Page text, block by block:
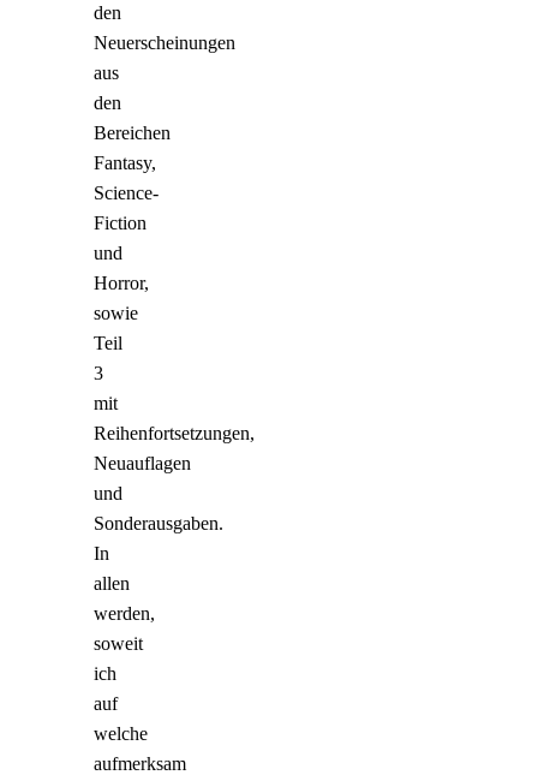
den
Neuerscheinungen
aus
den
Bereichen
Fantasy,
Science-
Fiction
und
Horror,
sowie
Teil
3
mit
Reihenfortsetzungen,
Neuauflagen
und
Sonderausgaben.
In
allen
werden,
soweit
ich
auf
welche
aufmerksam